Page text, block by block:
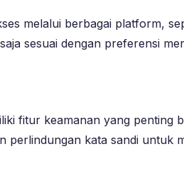
melalui berbagai platform,
sesuai dengan preferensi
fitur keamanan yang
perlindungan kata sandi untuk